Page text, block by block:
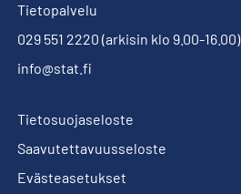
Tietopalvelu
029 551 2220 (arkisin klo 9.00-16.00)
info@stat.fi
Tietosuojaseloste
Saavutettavuusseloste
Evästeasetukset